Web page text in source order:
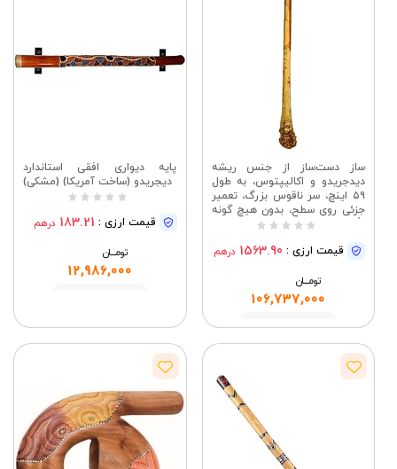
ساز دست‌ساز از جنس ریشه
دیدجریدو و اکالیپتوس، به طول
۵۹ اینچ، سر ناقوس بزرگ، تعمیر
جزئی روی سطح، بدون هیچ گونه
تأثیری بر صدا، قیمت تخفیف
قیمت ارزی : 1563.90 درهم
تومــــــان
106,737,000
مشاهده
پایه دیواری افقی استاندارد
دیجریدو (ساخت آمریکا) (مشکی)
قیمت ارزی : 183.21 درهم
تومــــــان
12,986,000